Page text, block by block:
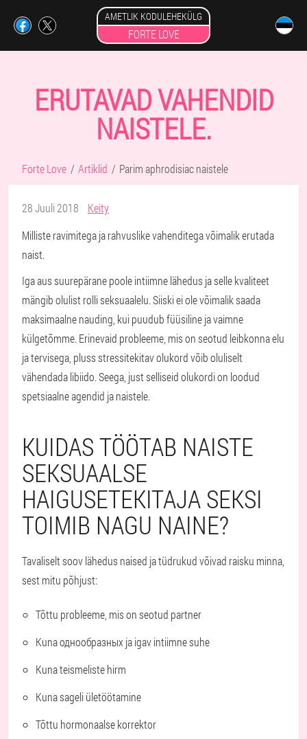
AMETLIK KODULEHEKÜLG
FORTE LOVE
ERUTAVAD VAHENDID
NAISTELE.
Forte Love Artiklid Parim aphrodisiac naistele
28 Juuli 2018
Keity
Milliste ravimitega ja rahvuslike vahenditega võimalik erutada
naist.
Iga aus suurepärane poole intiimne lähedus ja selle kvaliteet
mängib olulist rolli seksuaalelu. Siiski ei ole võimalik saada
maksimaalne nauding, kui puudub füüsiline ja vaimne
külgetõmme. Erinevaid probleeme, mis on seotud leibkonna elu
ja tervisega, pluss stressitekitav olukord võib oluliselt
vähendada libiido. Seega, just selliseid olukordi on loodud
spetsiaalne agendid ja naistele.
KUIDAS TÖÖTAB NAISTE
SEKSUAALSE
HAIGUSETEKITAJA SEKSI
TOIMIB NAGU NAINE?
Tavaliselt soov lähedus naised ja tüdrukud võivad raisku minna,
sest mitu põhjust:
Tõttu probleeme, mis on seotud partner
Kuna однообразных ja igav intiimne suhe
Kuna teismeliste hirm
Kuna sageli ületöötamine
Tõttu hormonaalse korrektor